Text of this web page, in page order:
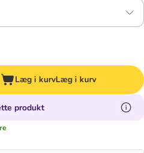
Læg i kurvLæg i kurv
produkt